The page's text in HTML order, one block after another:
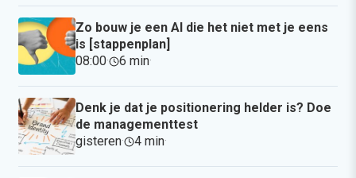
Zo bouw je een AI die het niet met je eens
is [stappenplan]
08:00· 6 min·
Denk je dat je positionering helder is? Doe
de managementtest
gisteren· 4 min·